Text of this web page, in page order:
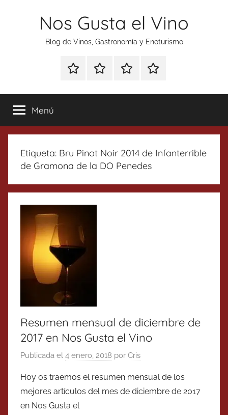
Nos Gusta el Vino
Blog de Vinos, Gastronomía y Enoturismo
Especial
Tonics
Enoturismo
Gastronomía
RankingContacto
Menú
Etiqueta: Bru Pinot Noir 2014 de Infanterrible
de Gramona de la DO Penedes
Resumen mensual de diciembre de
2017 en Nos Gusta el Vino
Publicada el 4 enero, 2018 por Cris
Hoy os traemos el resumen mensual de los
mejores artículos del mes de diciembre de 2017
en Nos Gusta el